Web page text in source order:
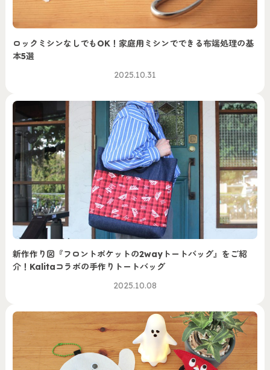
ロックミシンなしでもOK！家庭用ミシンでできる布端処理の基
本5選
2025.10.31
新作作り図『フロントポケットの2wayトートバッグ』をご紹
介！Kalitaコラボの手作りトートバッグ
2025.10.08